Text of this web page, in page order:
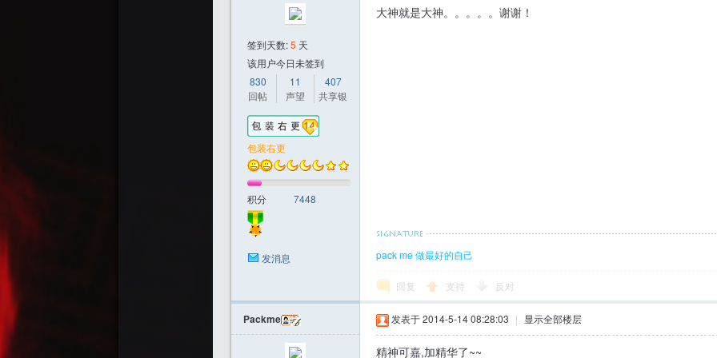
签到天数:5 天
该用户今日未签到
830
回帖
11
声望
407
共享银
包装右更
积分 7448
发消息
大神就是大神。。。。。谢谢！
pack me 做最好的自己
回复 支持 反对
Packme 发表于 2014-5-14 08:28:03 | 显示全部楼层
精神可嘉,加精华了~~